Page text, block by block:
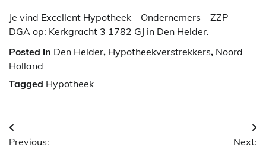
Je vind Excellent Hypotheek – Ondernemers – ZZP –
DGA op: Kerkgracht 3 1782 GJ in Den Helder.
Posted in Den Helder, Hypotheekverstrekkers, Noord
Holland
Tagged Hypotheek
Berichtnavigatie
Previous:
Next: